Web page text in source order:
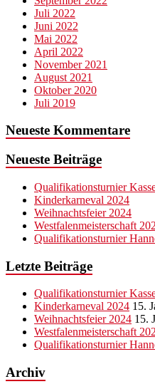
Juli 2022
Juni 2022
Mai 2022
April 2022
November 2021
August 2021
Oktober 2020
Juli 2019
Neueste Kommentare
Neueste Beiträge
Qualifikationsturnier
Kinderkarneval 2024
Weihnachtsfeier 2024
Westfalenmeisterschaft
Qualifikationsturnier
Letzte Beiträge
Qualifikationsturnier
Kinderkarneval 2024 15.
Weihnachtsfeier 2024 15.
Westfalenmeisterschaft
Qualifikationsturnier
Archiv